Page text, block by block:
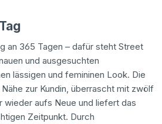
an 365 Tagen – dafür steht Street
und ausgesuchten
lässigen und femininen Look. Die
zur Kundin, überrascht mit zwölf
wieder aufs Neue und liefert das
Zeitpunkt. Durch